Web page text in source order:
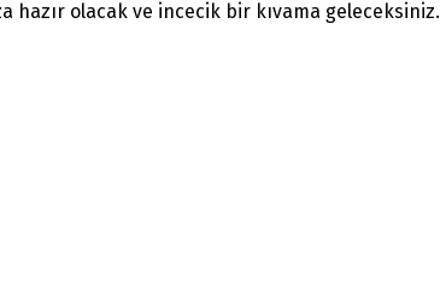
hazır olacak ve incecik bir kıvama geleceksiniz.